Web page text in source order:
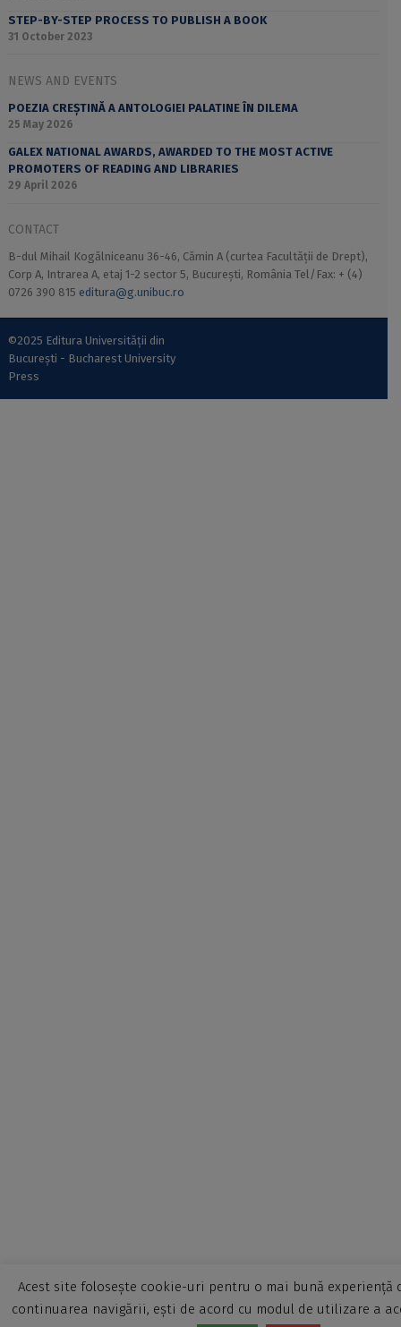
STEP-BY-STEP PROCESS TO PUBLISH A BOOK
31 October 2023
NEWS AND EVENTS
POEZIA CREȘTINĂ A ANTOLOGIEI PALATINE ÎN DILEMA
25 May 2026
GALEX NATIONAL AWARDS, AWARDED TO THE MOST ACTIVE
PROMOTERS OF READING AND LIBRARIES
29 April 2026
CONTACT
B-dul Mihail Kogălniceanu 36-46, Cămin A (curtea Facultății de Drept),
Corp A, Intrarea A, etaj 1-2 sector 5, București, România Tel/Fax: + (4)
0726 390 815 editura@g.unibuc.ro
©2025 Editura Universității din
București - Bucharest University
Press
Acest site folosește cookie-uri pentru o mai bună experiență
continuarea navigării, ești de acord cu modul de utilizare a